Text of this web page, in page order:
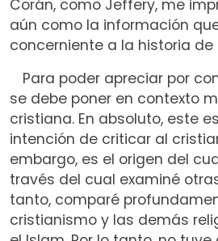
Corán, como Jeffery, me
aún como la información
concerniente a la historia de
Para poder apreciar por
se debe poner en contexto
cristiana. En absoluto, este
intención de criticar al
embargo, es el origen del
través del cual examiné
tanto, comparé
cristianismo y las demás